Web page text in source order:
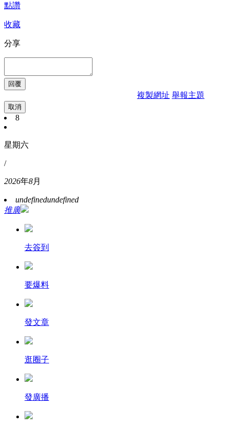
點讚
收藏
分享
複製網址 舉報主題
取消
8
星期六
/
2026年8月
undefinedundefined
推廣
去簽到
要爆料
發文章
逛圈子
發廣播